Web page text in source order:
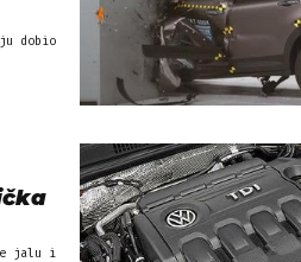
dobio
jalu i